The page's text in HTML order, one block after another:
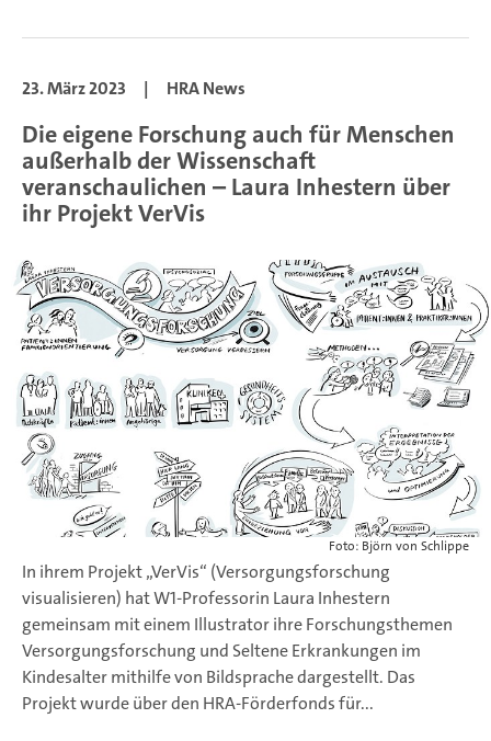
23. März 2023 | HRA News
Die eigene Forschung auch für Menschen
außerhalb der Wissenschaft
veranschaulichen – Laura Inhestern über
ihr Projekt VerVis
Foto: Björn von Schlippe
In ihrem Projekt „VerVis“ (Versorgungsforschung
visualisieren) hat W1-Professorin Laura Inhestern
gemeinsam mit einem Illustrator ihre Forschungsthemen
Versorgungsforschung und Seltene Erkrankungen im
Kindesalter mithilfe von Bildsprache dargestellt. Das
Projekt wurde über den HRA-Förderfonds für...